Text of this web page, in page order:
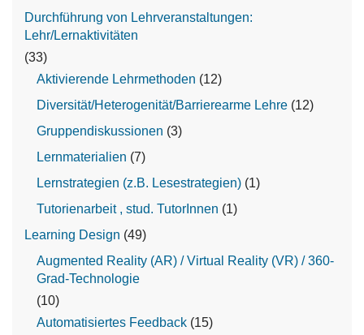
Durchführung von Lehrveranstaltungen:
Lehr/Lernaktivitäten
(33)
Aktivierende Lehrmethoden (12)
Diversität/Heterogenität/Barrierearme Lehre (12)
Gruppendiskussionen (3)
Lernmaterialien (7)
Lernstrategien (z.B. Lesestrategien) (1)
Tutorienarbeit , stud. TutorInnen (1)
Learning Design (49)
Augmented Reality (AR) / Virtual Reality (VR) / 360-
Grad-Technologie
(10)
Automatisiertes Feedback (15)